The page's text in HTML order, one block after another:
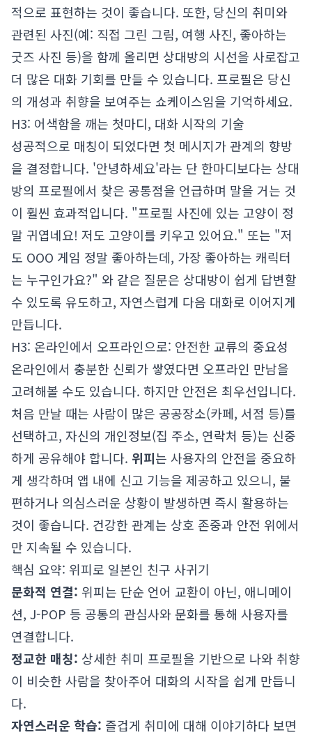
적으로 표현하는 것이 좋습니다. 또한, 당신의 취미와
관련된 사진(예: 직접 그린 그림, 여행 사진, 좋아하는
굿즈 사진 등)을 함께 올리면 상대방의 시선을 사로잡고
더 많은 대화 기회를 만들 수 있습니다. 프로필은 당신
의 개성과 취향을 보여주는 쇼케이스임을 기억하세요.
H3: 어색함을 깨는 첫마디, 대화 시작의 기술
성공적으로 매칭이 되었다면 첫 메시지가 관계의 향방
을 결정합니다. '안녕하세요'라는 단 한마디보다는 상대
방의 프로필에서 찾은 공통점을 언급하며 말을 거는 것
이 훨씬 효과적입니다. "프로필 사진에 있는 고양이 정
말 귀엽네요! 저도 고양이를 키우고 있어요." 또는 "저
도 OOO 게임 정말 좋아하는데, 가장 좋아하는 캐릭터
는 누구인가요?" 와 같은 질문은 상대방이 쉽게 답변할
수 있도록 유도하고, 자연스럽게 다음 대화로 이어지게
만듭니다.
H3: 온라인에서 오프라인으로: 안전한 교류의 중요성
온라인에서 충분한 신뢰가 쌓였다면 오프라인 만남을
고려해볼 수도 있습니다. 하지만 안전은 최우선입니다.
처음 만날 때는 사람이 많은 공공장소(카페, 서점 등)를
선택하고, 자신의 개인정보(집 주소, 연락처 등)는 신중
하게 공유해야 합니다. 위피는 사용자의 안전을 중요하
게 생각하며 앱 내에 신고 기능을 제공하고 있으니, 불
편하거나 의심스러운 상황이 발생하면 즉시 활용하는
것이 좋습니다. 건강한 관계는 상호 존중과 안전 위에서
만 지속될 수 있습니다.
핵심 요약: 위피로 일본인 친구 사귀기
문화적 연결: 위피는 단순 언어 교환이 아닌, 애니메이
션, J-POP 등 공통의 관심사와 문화를 통해 사용자를
연결합니다.
정교한 매칭: 상세한 취미 프로필을 기반으로 나와 취향
이 비슷한 사람을 찾아주어 대화의 시작을 쉽게 만듭니
다.
자연스러운 학습: 즐겁게 취미에 대해 이야기하다 보면